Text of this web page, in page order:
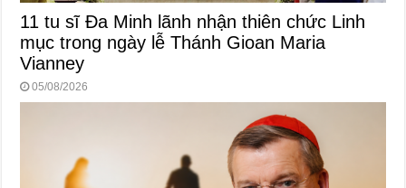
11 tu sĩ Đa Minh lãnh nhận thiên chức Linh
mục trong ngày lễ Thánh Gioan Maria
Vianney
05/08/2026